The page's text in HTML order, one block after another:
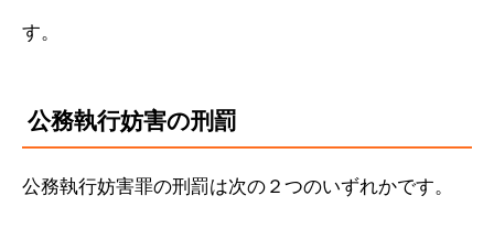
す。
公務執行妨害の刑罰
公務執行妨害罪の刑罰は次の２つのいずれかです。